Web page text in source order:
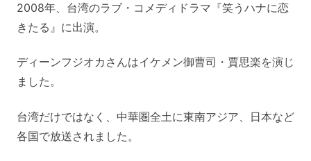
2008年、台湾のラブ・コメディドラマ『笑うハナに恋
きたる』に出演。
ディーンフジオカさんはイケメン御曹司・賈思楽を演じ
ました。
台湾だけではなく、中華圏全土に東南アジア、日本など
各国で放送されました。